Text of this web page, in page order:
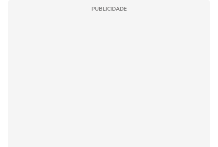
PUBLICIDADE